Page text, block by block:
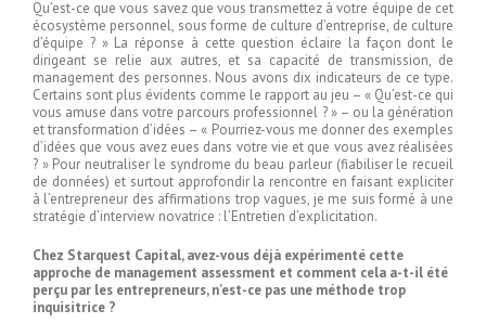
Qu’est-ce que vous savez que vous transmettez à votre équipe de cet
écosystème personnel, sous forme de culture d’entreprise, de culture
d’équipe ? » La réponse à cette question éclaire la façon dont le
dirigeant se relie aux autres, et sa capacité de transmission, de
management des personnes. Nous avons dix indicateurs de ce type.
Certains sont plus évidents comme le rapport au jeu – « Qu’est-ce qui
vous amuse dans votre parcours professionnel ? » – ou la génération
et transformation d’idées – « Pourriez-vous me donner des exemples
d’idées que vous avez eues dans votre vie et que vous avez réalisées
? » Pour neutraliser le syndrome du beau parleur (fiabiliser le recueil
de données) et surtout approfondir la rencontre en faisant expliciter
à l’entrepreneur des affirmations trop vagues, je me suis formé à une
stratégie d’interview novatrice : l’Entretien d’explicitation.
Chez Starquest Capital, avez-vous déjà expérimenté cette
approche de management assessment et comment cela a-t-il été
perçu par les entrepreneurs, n’est-ce pas une méthode trop
inquisitrice ?